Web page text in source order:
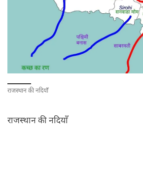
राजस्थान की नदियाँ
राजस्थान की नदियाँ